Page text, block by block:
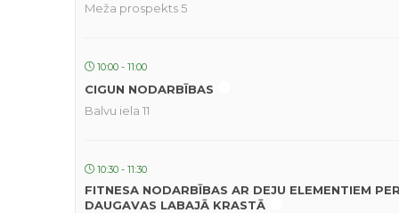
Meža prospekts 5
10:00 - 11:00
CIGUN NODARBĪBAS
Balvu iela 11
10:30 - 11:30
FITNESA NODARBĪBAS AR DEJU ELEMENTIEM
DAUGAVAS LABAJĀ KRASTĀ